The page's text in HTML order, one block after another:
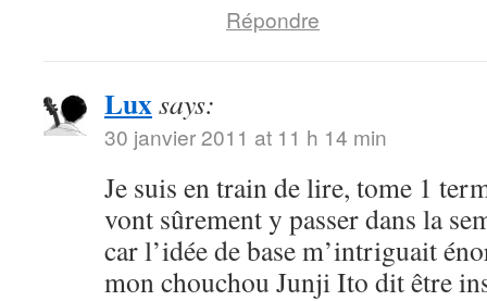
Répondre
Luxsays:
30 janvier 2011 at 11 h 14 min
Je suis en train de lire, tome 1
vont sûrement y passer dans la
car l’idée de base m’intriguait
mon chouchou Junji Ito dit être